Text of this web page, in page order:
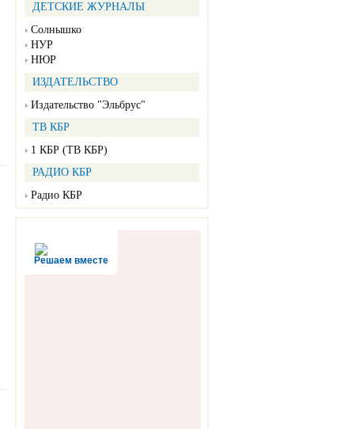
ДЕТСКИЕ ЖУРНАЛЫ
Солнышко
НУР
НЮР
ИЗДАТЕЛЬСТВО
Издательство "Эльбрус"
ТВ КБР
1 КБР (ТВ КБР)
РАДИО КБР
Радио КБР
Решаем вместе